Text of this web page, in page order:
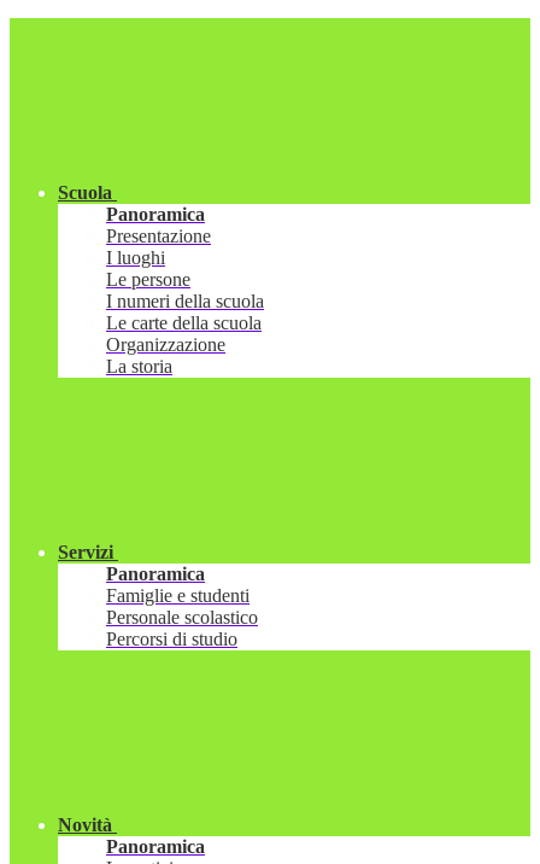
Scuola
Panoramica
Presentazione
I luoghi
Le persone
I numeri della scuola
Le carte della scuola
Organizzazione
La storia
Servizi
Panoramica
Famiglie e studenti
Personale scolastico
Percorsi di studio
Novità
Panoramica